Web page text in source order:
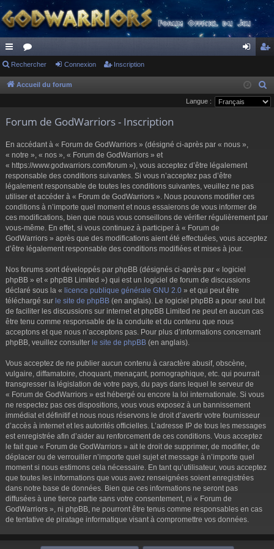
ac
co
ci
or
u
s
ne cri
pti
Rechercher Connexion Inscription
Accueil du forum
e
Langue :
Forum de GodWarriors - Inscription
En accédant à « Forum de GodWarriors » (désigné ci-après par « nous »,
« notre », « nos », « Forum de GodWarriors » et
« https://www.godwarriors.com/forum »), vous acceptez d’être légalement
responsable des conditions suivantes. Si vous n’acceptez pas d’être
légalement responsable de toutes les conditions suivantes, veuillez ne pas
utiliser et accéder à « Forum de GodWarriors ». Nous pouvons modifier ces
conditions à n’importe quel moment et nous essaierons de vous informer de
ces modifications, bien que nous vous conseillons de vérifier régulièrement par
vous-même. En effet, si vous continuez à participer à « Forum de
GodWarriors » après que des modifications aient été effectuées, vous acceptez
d’être légalement responsable des conditions modifiées et mises à jour.
Nos forums sont développés par phpBB (désignés ci-après par « logiciel
phpBB » et « phpBB Limited ») qui est un logiciel de forum de discussions
déclaré sous la « licence publique générale GNU 2.0 » et qui peut être
téléchargé sur le site de phpBB (en anglais). Le logiciel phpBB a pour seul but
de faciliter les discussions sur internet et phpBB Limited ne peut en aucun cas
être tenu comme responsable de la conduite et du contenu que nous
acceptons et que nous n’acceptons pas. Pour plus d’informations concernant
phpBB, veuillez consulter le site de phpBB (en anglais).
Vous acceptez de ne publier aucun contenu à caractère abusif, obscène,
vulgaire, diffamatoire, choquant, menaçant, pornographique, etc. qui pourrait
transgresser la législation de votre pays, du pays dans lequel le serveur de
« Forum de GodWarriors » est hébergé ou encore la loi internationale. Si vous
ne respectez pas ces dispositions, vous vous exposez à un bannissement
immédiat et définitif et nous nous réservons le droit d’avertir votre fournisseur
d’accès à internet et les autorités officielles. L’adresse IP de tous les messages
est enregistrée afin d’aider au renforcement de ces conditions. Vous acceptez
le fait que « Forum de GodWarriors » ait le droit de supprimer, de modifier, de
déplacer ou de verrouiller n’importe quel sujet et message à n’importe quel
moment si nous estimons cela nécessaire. En tant qu’utilisateur, vous acceptez
que toutes les informations que vous avez renseignées soient enregistrées
dans notre base de données. Bien que ces informations ne seront pas
diffusées à une tierce partie sans votre consentement, ni « Forum de
GodWarriors », ni phpBB, ne pourront être tenus comme responsables en cas
de tentative de piratage informatique visant à compromettre vos données.